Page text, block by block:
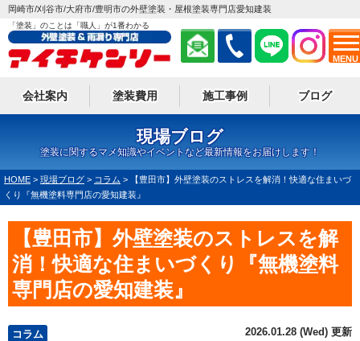
MENU
岡崎市/刈谷市/大府市/豊明市の外壁塗装・屋根塗装専門店愛知建装
「塗装」のことは「職人」が1番わかる
会社案内 塗装費用 施工事例 ブログ
現場ブログ
塗装に関するマメ知識やイベントなど最新情報をお届けします！
HOME > 現場ブログ > コラム >
【豊田市】外壁塗装のストレスを解消！快適な住まいづ
くり『無機塗料専門店の愛知建装』
【豊田市】外壁塗装のストレスを解
消！快適な住まいづくり『無機塗料
専門店の愛知建装』
コラム 2026.01.28 (Wed) 更新